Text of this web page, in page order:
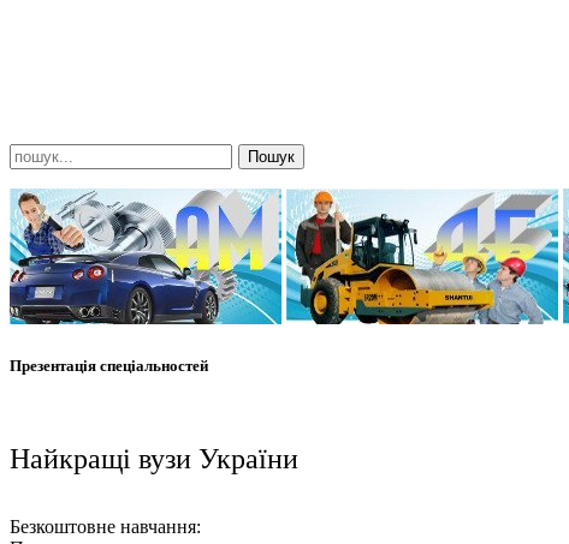
Презентація спеціальностей
Найкращі вузи України
Безкоштовне навчання: